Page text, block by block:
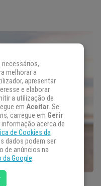
necessários,
melhorar a
apresentar
e elaborar
a utilização de
em Aceitar. Se
carregue em Gerir
acerca de
de Cookies da
dados podem ser
de anúncios na
da Google.